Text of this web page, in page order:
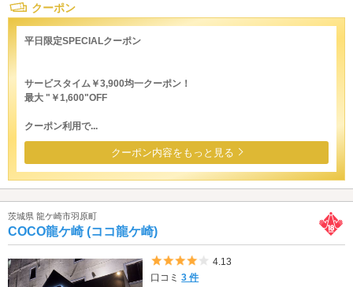
クーポン
平日限定SPECIALクーポン
サービスタイム￥3,900均一クーポン！
最大 "￥1,600"OFF
クーポン利用で...
クーポン内容をもっと見る
茨城県 龍ケ崎市羽原町
COCO龍ケ崎 (ココ龍ケ崎)
5つ星のうち4
4.13
口コミ3 件